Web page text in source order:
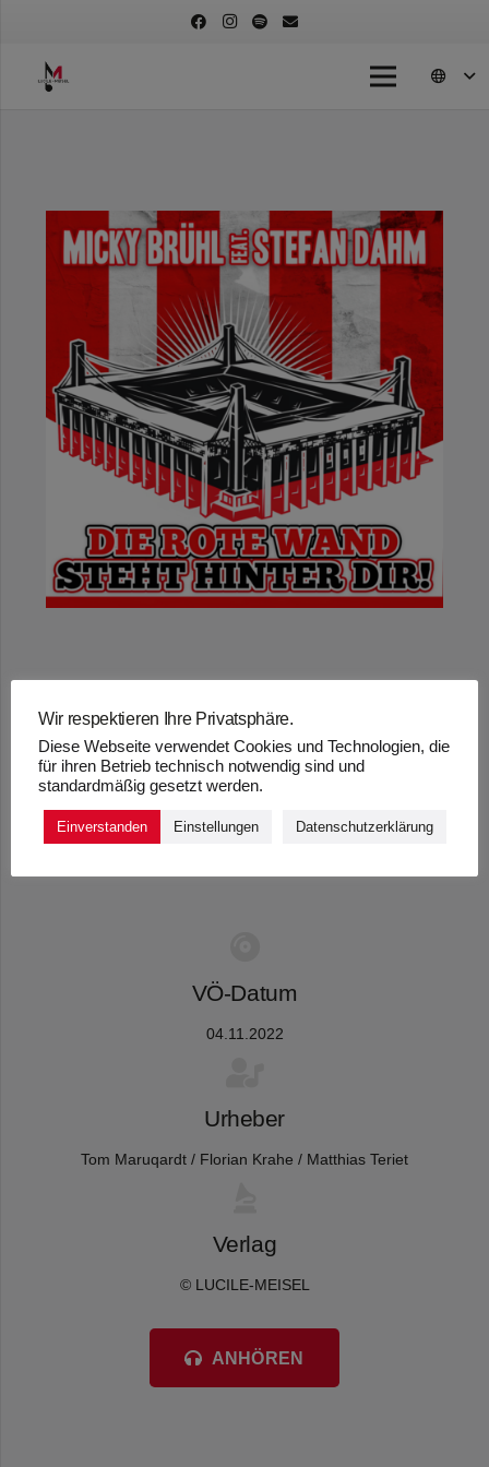
„DIE ROTE WAND
STEHT HINTER DIR!“
– MICKY BRÜHL,
VÖ-Datum
04.11.2022
Urheber
Tom Maruqardt / Florian Krahe / Matthias Teriet
Verlag
© LUCILE-MEISEL
ANHÖREN
Wir respektieren Ihre Privatsphäre.
Diese Webseite verwendet Cookies und Technologien, die
für ihren Betrieb technisch notwendig sind und
standardmäßig gesetzt werden.
Einverstanden Einstellungen Datenschutzerklärung